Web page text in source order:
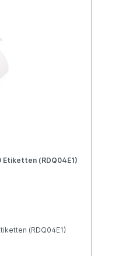
(RDQ04E1)
(RDQ04E1)